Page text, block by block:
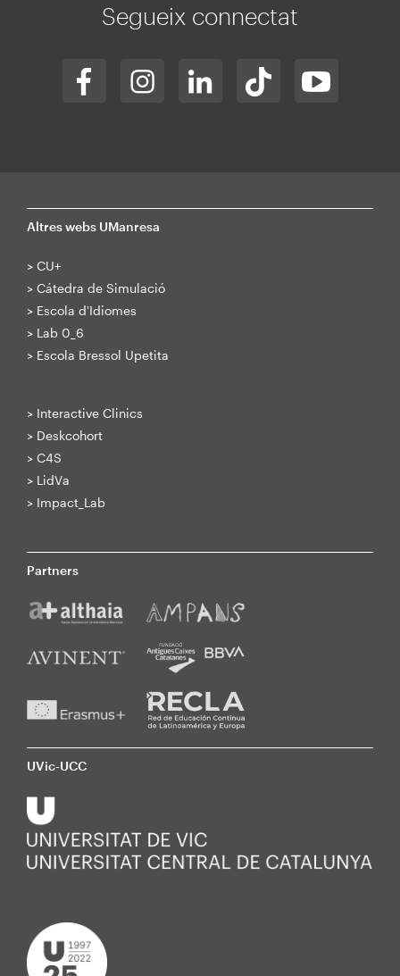
Segueix connectat
Altres webs UManresa
> CU+
> Cátedra de Simulació
> Escola d'Idiomes
> Lab 0_6
> Escola Bressol Upetita
> Interactive Clinics
> Deskcohort
> C4S
> LidVa
> Impact_Lab
Partners
UVic-UCC